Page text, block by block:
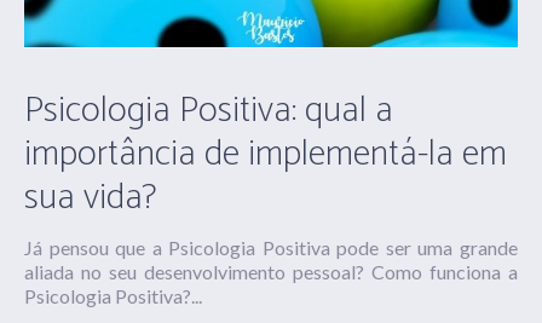
Psicologia Positiva: qual a
importância de implementá-la em
sua vida?
Já pensou que a Psicologia Positiva pode ser uma grande
aliada no seu desenvolvimento pessoal? Como funciona a
Psicologia Positiva?...